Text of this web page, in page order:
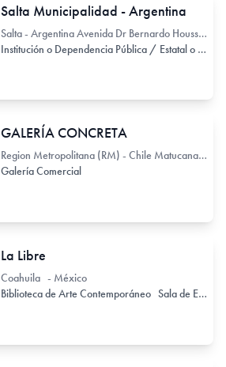
Salta Municipalidad - Argentina
Salta - Argentina Avenida Dr Bernardo Houssay
Institución o Dependencia Pública / Estatal o Provincial
GALERÍA CONCRETA
Region Metropolitana (RM) - Chile Matucana 100
Galería Comercial
La Libre
Coahuila - México
Biblioteca de Arte Contemporáneo Sala de Exhibición